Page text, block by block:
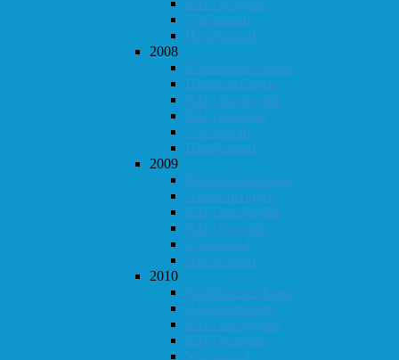
Vår-konrad
Høst-konrad
2008
Klubbmesterskapet
Høstturneringen
KM i hurtigsjakk
KM i lynsjakk
Vår-konrad
Høst-konrad
2009
Klubbmesterskapet
Høstturneringen
KM i hurtigsjakk
KM i lynsjakk
Vår-konrad
Høst-konrad
2010
Klubbmesterskapet
Høstturneringen
KM i hurtigsjakk
KM i lynsjakk
Vår-konrad